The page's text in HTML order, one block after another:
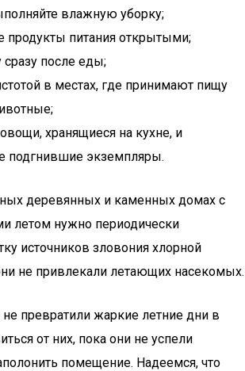
влажную уборку;
продукты питания открытыми;
сразу после еды;
в местах, где принимают пищу
хранящиеся на кухне, и
подгнившие экземпляры.
деревянных и каменных домах с
летом нужно периодически
источников зловония хлорной
не привлекали летающих насекомых.
превратили жаркие летние дни в
от них, пока они не успели
помещение. Надеемся, что